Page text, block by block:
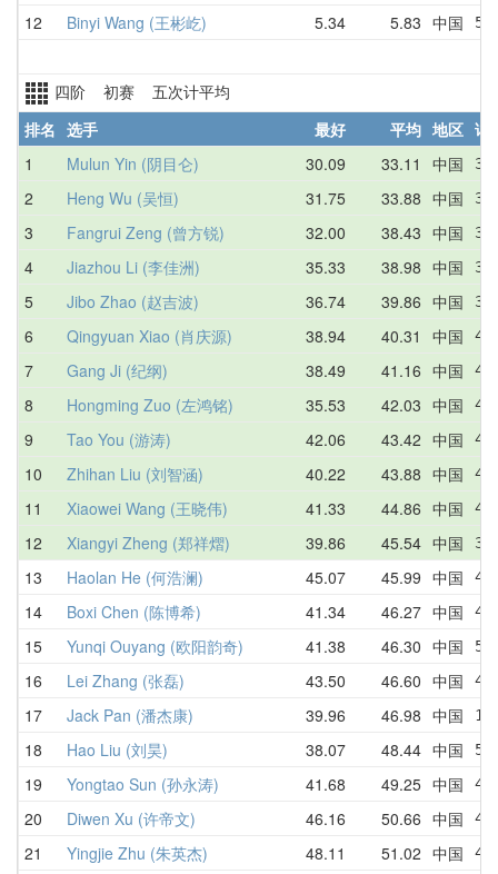
12 Binyi Wang (王彬屹) 5.34 5.83 中国
四阶 初赛 五次计平均
排名 选手 最好 平均 地区 详
1
Mulun Yin (阴目仑) 30.09 33.11 中国
2 Heng Wu (吴恒) 31.75 33.88 中国
3 Fangrui Zeng (曾方锐) 32.00 38.43 中国
4 Jiazhou Li (李佳洲) 35.33 38.98 中国
5 Jibo Zhao (赵吉波) 36.74 39.86 中国
6 Qingyuan Xiao (肖庆源) 38.94 40.31 中国
7 Gang Ji (纪纲) 38.49 41.16 中国
8 Hongming Zuo (左鸿铭) 35.53 42.03 中国
9 Tao You (游涛) 42.06 43.42 中国
10 Zhihan Liu (刘智涵) 40.22 43.88 中国
11 Xiaowei Wang (王晓伟) 41.33 44.86 中国
12 Xiangyi Zheng (郑祥熠) 39.86 45.54 中国
13 Haolan He (何浩澜) 45.07 45.99 中国
14 Boxi Chen (陈博希) 41.34 46.27 中国
15 Yunqi Ouyang (欧阳韵奇) 41.38 46.30 中国
16 Lei Zhang (张磊) 43.50 46.60 中国
17 Jack Pan (潘杰康) 39.96 46.98 中国
18 Hao Liu (刘昊) 38.07 48.44 中国
19 Yongtao Sun (孙永涛) 41.68 49.25 中国
20 Diwen Xu (许帝文) 46.16 50.66 中国
21 Yingjie Zhu (朱英杰) 48.11 51.02 中国